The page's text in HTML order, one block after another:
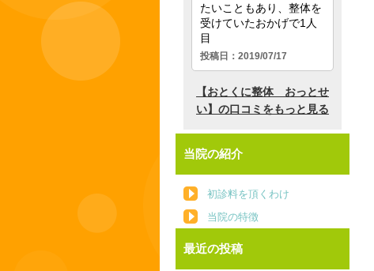
当院の紹介
初診料を頂くわけ
当院の特徴
最近の投稿